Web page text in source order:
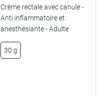
Crème rectale avec canule -
Anti inflammatoire et
anesthésiante - Adulte
30 g